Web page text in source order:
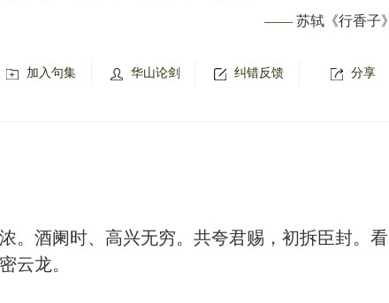
—— 苏轼 《行香子》
加入句集 华山论剑 纠错反馈 分享
。酒阑时、高兴无穷。共夸君赐，初拆臣封。看
云龙。